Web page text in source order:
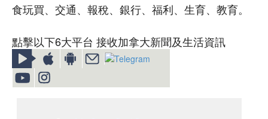
食玩買、交通、報稅、銀行、福利、生育、教育。
點擊以下6大平台 接收加拿大新聞及生活資訊